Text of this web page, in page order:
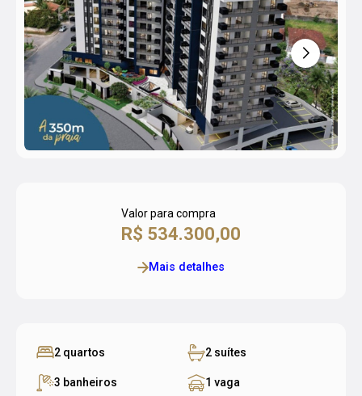
Valor para compra
R$ 534.300,00
Mais detalhes
2 quartos 2 suítes
3 banheiros 1 vaga